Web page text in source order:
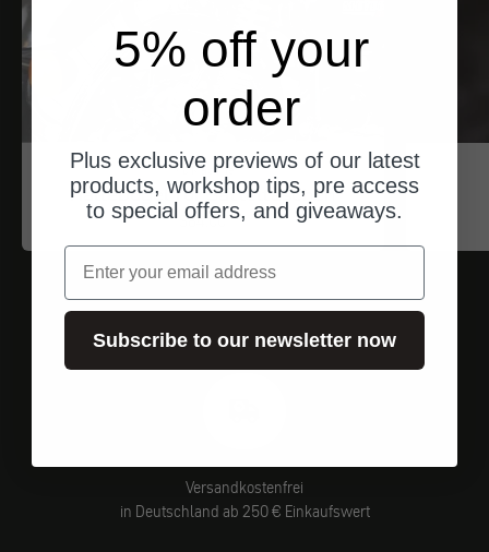
Trip Machine
Haltebügel für Satteltaschen
Angebot
$84.00
Versandkostenfrei
in Deutschland ab 250 € Einkaufswert
5% off your
order
Plus exclusive previews of our latest
products, workshop tips, pre access
to special offers, and giveaways.
Email
Subscribe to our newsletter now